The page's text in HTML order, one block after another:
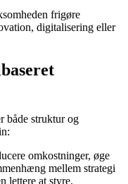
frigøre
digitalisering eller
både struktur og
omkostninger, øge
mellem strategi
lettere at styre.